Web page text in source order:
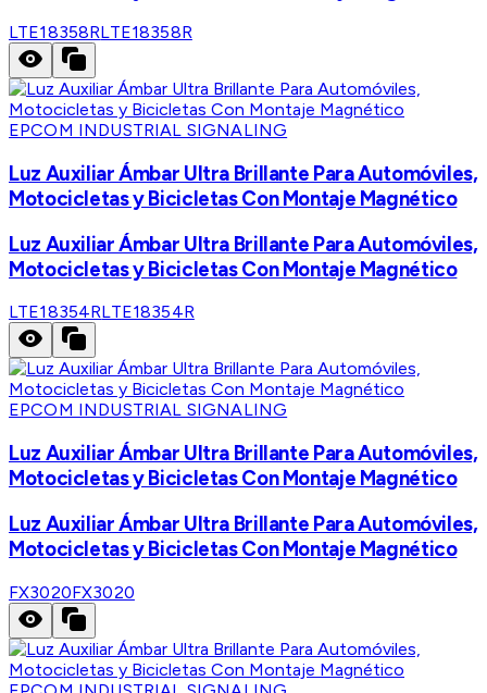
LTE18358RLTE18358R
EPCOM INDUSTRIAL SIGNALING
Luz Auxiliar Ámbar Ultra Brillante Para Automóviles,
Motocicletas y Bicicletas Con Montaje Magnético
Luz Auxiliar Ámbar Ultra Brillante Para Automóviles,
Motocicletas y Bicicletas Con Montaje Magnético
LTE18354RLTE18354R
EPCOM INDUSTRIAL SIGNALING
Luz Auxiliar Ámbar Ultra Brillante Para Automóviles,
Motocicletas y Bicicletas Con Montaje Magnético
Luz Auxiliar Ámbar Ultra Brillante Para Automóviles,
Motocicletas y Bicicletas Con Montaje Magnético
FX3020FX3020